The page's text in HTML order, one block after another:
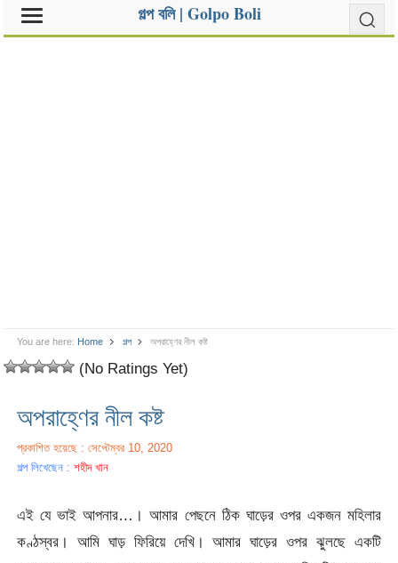
গল্প বলি | Golpo Boli
You are here: Home গল্প অপরাহ্ণের নীল কষ্ট
(No Ratings Yet)
অপরাহ্ণের নীল কষ্ট
প্রকাশিত হয়েছে : সেপ্টেম্বর 10, 2020
গল্প লিখেছেন :শহীদ খান
এই যে ভাই আপনার…। আমার পেছনে ঠিক ঘাড়ের ওপর একজন মহিলার
কণ্ঠস্বর। আমি ঘাড় ফিরিয়ে দেখি। আমার ঘাড়ের ওপর ঝুলছে একটি